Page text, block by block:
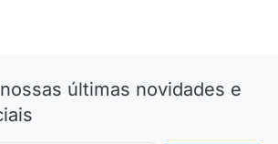
últimas novidades e